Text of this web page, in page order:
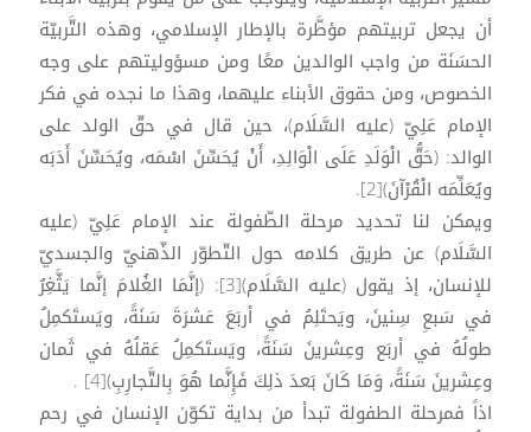
أن يجعل تربيتهم مؤطَّرة بالإطار الإسلامي، وهذه التَّربيّة
الحسَنَة من واجب الوالدين معًا ومن مسؤوليتهم على وجه
الخصوص، ومن حقوق الأبناء عليهما، وهذا ما نجده في فكر
الإمام عَلِيّ (عليه السَّلَام)، حين قال في حقّ الولد على
الوالد: (حَقُّ الْوَلَدِ عَلَى الْوَالِدِ، أَنْ يُحَسِّنَ اسْمَه، ويُحَسِّنَ أَدَبَه
ويُعَلِّمَه الْقُرْآنَ)[2].
ويمكن لنا تحديد مرحلة الطّفولة عند الإمام عَلِيّ (عليه
السَّلَام) عن طريق كلامه حول التّطوّر الذّهنيّ والجسديّ
للإنسان، إذ يقول (عليه السَّلَام)[3]: (إنَّمَا الغُلامَ إنَّما يَثَّغِرُ
في سَبعِ سِنينَ، ويَحتَلِمُ في أربَعَ عَشرَةَ سَنَةً، ويَستَكمِلُ
طولُهُ في أربَع وعِشرينَ سَنَةً، ويَستَكمِلُ عَقلُهُ في ثَمان
وعِشرينَ سَنَةً، وَمَا كَانَ بَعدَ ذلِكَ فَإِنَّما هُوَ بِالتَّجارِبِ)[4] .
اذاً فمرحلة الطفولة تبدأ من بداية تكوّن الإنسان في رحم